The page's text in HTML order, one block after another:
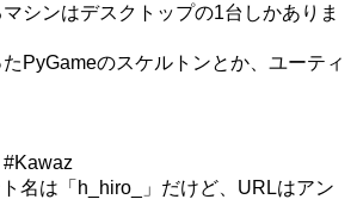
シンはデスクトップの1台しかありま
PyGameのスケルトンとか、ユーティ
名は「h_hiro_」だけど、URLはアン